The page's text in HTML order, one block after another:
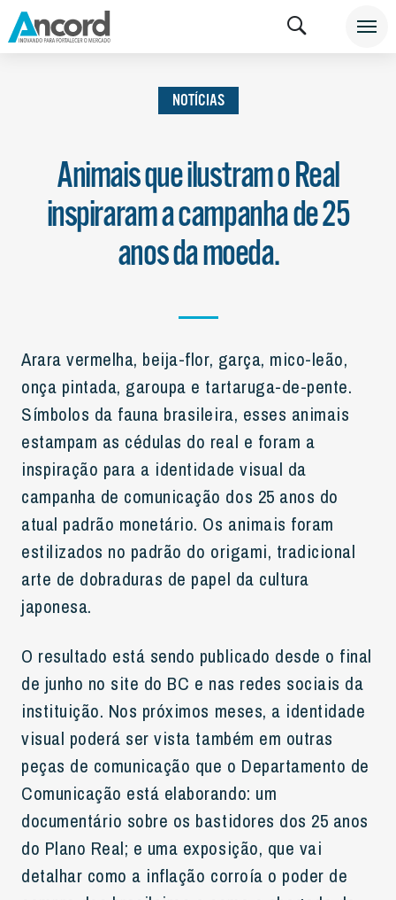
INSTITUCIONAL NOTÍCIAS
NOTÍCIAS
Animais que ilustram o Real
inspiraram a campanha de 25
anos da moeda.
Arara vermelha, beija-flor, garça, mico-leão,
onça pintada, garoupa e tartaruga-de-pente.
Símbolos da fauna brasileira, esses animais
estampam as cédulas do real e foram a
inspiração para a identidade visual da
campanha de comunicação dos 25 anos do
atual padrão monetário. Os animais foram
estilizados no padrão do origami, tradicional
arte de dobraduras de papel da cultura
japonesa.
O resultado está sendo publicado desde o final
de junho no site do BC e nas redes sociais da
instituição. Nos próximos meses, a identidade
visual poderá ser vista também em outras
peças de comunicação que o Departamento de
Comunicação está elaborando: um
documentário sobre os bastidores dos 25 anos
do Plano Real; e uma exposição, que vai
detalhar como a inflação corroía o poder de